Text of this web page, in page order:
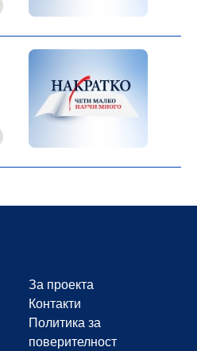
За проекта
Контакти
Политика за
поверителност